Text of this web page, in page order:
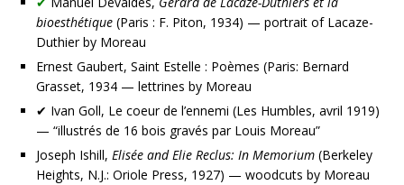
bioesthétique (Paris : F. Piton, 1934) — portrait of Lacaze-
Duthier by Moreau
Ernest Gaubert, Saint Estelle : Poèmes (Paris: Bernard
Grasset, 1934 — lettrines by Moreau
✔ Ivan Goll, Le coeur de l’ennemi (Les Humbles, avril 1919)
— “illustrés de 16 bois gravés par Louis Moreau”
Joseph Ishill, Elisée and Elie Reclus: In Memorium (Berkeley
Heights, N.J.: Oriole Press, 1927) — woodcuts by Moreau